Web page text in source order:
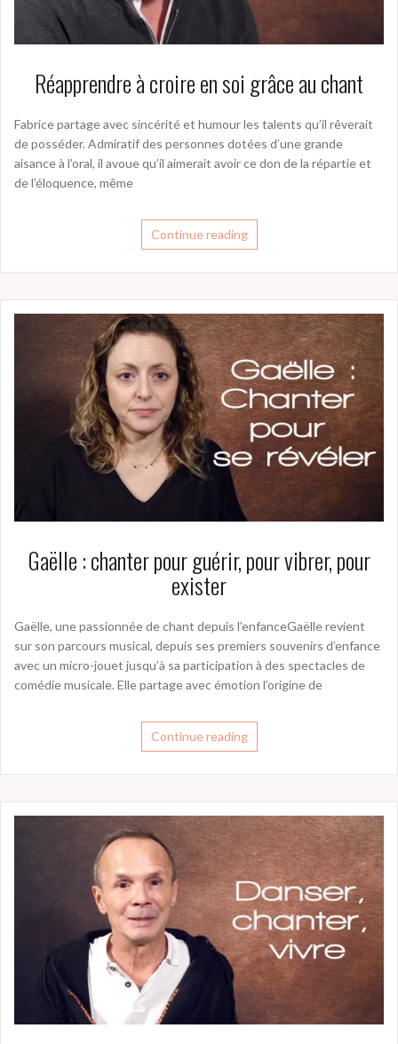
Réapprendre à croire en soi grâce au chant
Fabrice partage avec sincérité et humour les talents qu’il rêverait
de posséder. Admiratif des personnes dotées d’une grande
aisance à l’oral, il avoue qu’il aimerait avoir ce don de la répartie et
de l’éloquence, même
Continue reading
Gaëlle : chanter pour guérir, pour vibrer, pour
exister
Gaëlle, une passionnée de chant depuis l’enfanceGaëlle revient
sur son parcours musical, depuis ses premiers souvenirs d’enfance
avec un micro-jouet jusqu’à sa participation à des spectacles de
comédie musicale. Elle partage avec émotion l’origine de
Continue reading